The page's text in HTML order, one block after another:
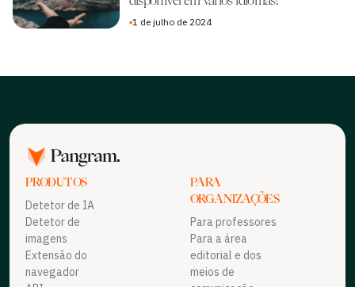
▪1 de julho de 2024
PRODUTOS
Detetor de IA
Detetor de
imagens
Extensão do
navegador
PARA
ORGANIZAÇÕES
Para professores
Para a área
editorial e dos
meios de